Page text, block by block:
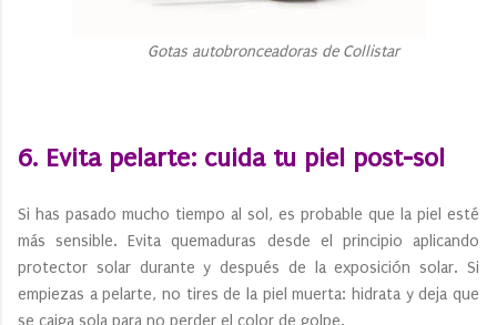
Gotas autobronceadoras de Collistar
6. Evita pelarte: cuida tu piel post-sol
Si has pasado mucho tiempo al sol, es probable que la piel esté
más sensible. Evita quemaduras desde el principio aplicando
protector solar durante y después de la exposición solar. Si
empiezas a pelarte, no tires de la piel muerta: hidrata y deja que